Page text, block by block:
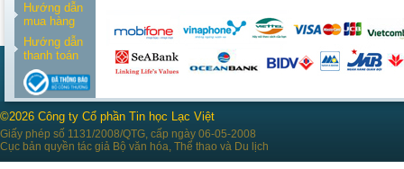
Hướng dẫn
mua hàng
Hướng dẫn
thanh toán
©2026 Công ty Cổ phần Tin học Lạc Việt
Giấy phép số 1131/2008/QTG, cấp ngày 06-05-2008
Cục bản quyền tác giả Bộ văn hóa, Thể thao và Du lịch